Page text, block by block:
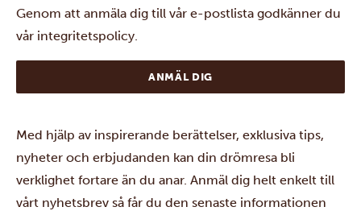
Genom att anmäla dig till vår e-postlista godkänner du
vår integritetspolicy.
Med hjälp av inspirerande berättelser, exklusiva tips,
nyheter och erbjudanden kan din drömresa bli
verklighet fortare än du anar. Anmäl dig helt enkelt till
vårt nyhetsbrev så får du den senaste informationen